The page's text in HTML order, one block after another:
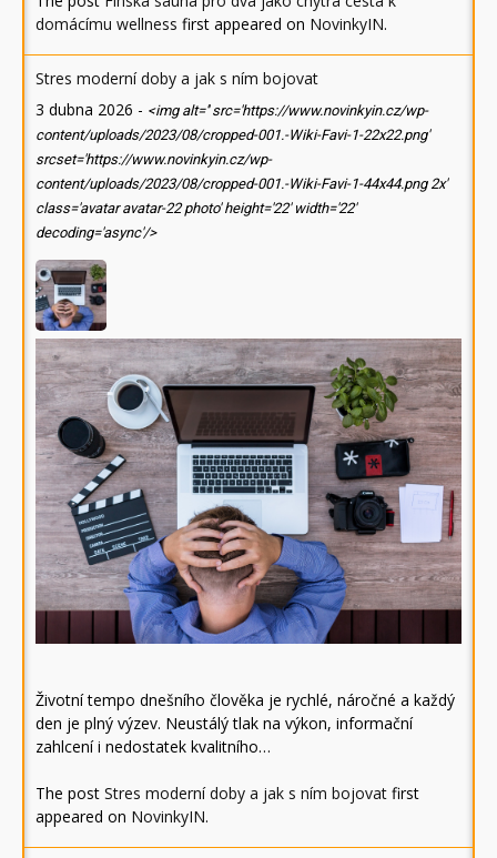
domácímu wellness first appeared on NovinkyIN.
Stres moderní doby a jak s ním bojovat
3 dubna 2026 - <img alt='' src='https://www.novinkyin.cz/wp-
content/uploads/2023/08/cropped-001.-Wiki-Favi-1-22x22.png'
srcset='https://www.novinkyin.cz/wp-
content/uploads/2023/08/cropped-001.-Wiki-Favi-1-44x44.png 2x'
class='avatar avatar-22 photo' height='22' width='22'
decoding='async'/>
Životní tempo dnešního člověka je rychlé, náročné a každý
den je plný výzev. Neustálý tlak na výkon, informační
zahlcení i nedostatek kvalitního…
The post Stres moderní doby a jak s ním bojovat first
appeared on NovinkyIN.